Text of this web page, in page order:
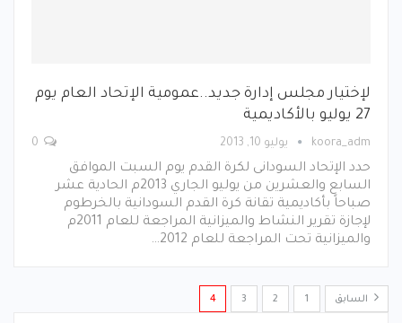
لإختيار مجلس إدارة جديد..عمومية الإتحاد العام يوم
27 يوليو بالأكاديمية
koora_adm يوليو 10, 2013
حدد الإتحاد السودانى لكرة القدم يوم السبت الموافق
السابع والعشرين من يوليو الجاري 2013م الحادية عشر
صباحاً بأكاديمية تقانة كرة القدم السودانية بالخرطوم
لإجازة تقرير النشاط والميزانية المراجعة للعام 2011م
والميزانية تحت المراجعة للعام 2012…
السابق 1
2
3
4